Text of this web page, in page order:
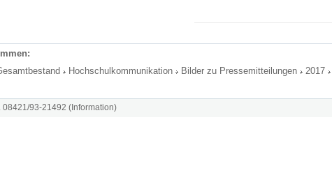
Hochschulkommunikation Bilder zu Pressemitteilungen 2017
93-21492 (Information)